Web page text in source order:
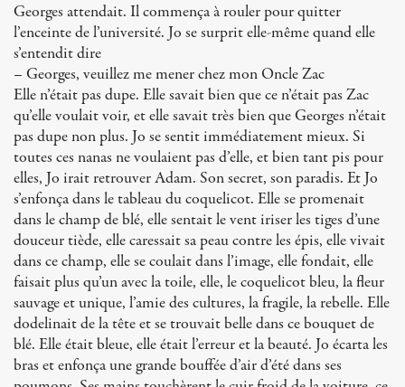
Georges attendait. Il commença à rouler pour quitter
l’enceinte de l’université. Jo se surprit elle-même quand elle
s’entendit dire
– Georges, veuillez me mener chez mon Oncle Zac
Elle n’était pas dupe. Elle savait bien que ce n’était pas Zac
qu’elle voulait voir, et elle savait très bien que Georges n’était
pas dupe non plus. Jo se sentit immédiatement mieux. Si
toutes ces nanas ne voulaient pas d’elle, et bien tant pis pour
elles, Jo irait retrouver Adam. Son secret, son paradis. Et Jo
s’enfonça dans le tableau du coquelicot. Elle se promenait
dans le champ de blé, elle sentait le vent iriser les tiges d’une
douceur tiède, elle caressait sa peau contre les épis, elle vivait
dans ce champ, elle se coulait dans l’image, elle fondait, elle
faisait plus qu’un avec la toile, elle, le coquelicot bleu, la fleur
sauvage et unique, l’amie des cultures, la fragile, la rebelle. Elle
dodelinait de la tête et se trouvait belle dans ce bouquet de
blé. Elle était bleue, elle était l’erreur et la beauté. Jo écarta les
bras et enfonça une grande bouffée d’air d’été dans ses